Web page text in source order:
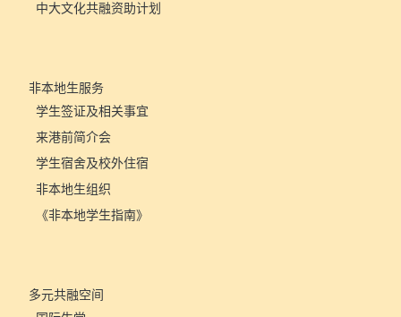
中大文化共融资助计划
非本地生服务
学生签证及相关事宜
来港前简介会
学生宿舍及校外住宿
非本地生组织
《非本地学生指南》
多元共融空间